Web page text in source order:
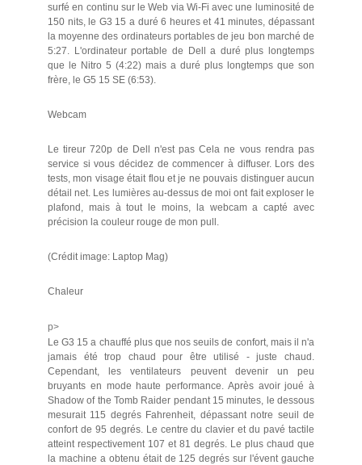
surfé en continu sur le Web via Wi-Fi avec une luminosité de
150 nits, le G3 15 a duré 6 heures et 41 minutes, dépassant
la moyenne des ordinateurs portables de jeu bon marché de
5:27. L'ordinateur portable de Dell a duré plus longtemps
que le Nitro 5 (4:22) mais a duré plus longtemps que son
frère, le G5 15 SE (6:53).
Webcam
Le tireur 720p de Dell n'est pas Cela ne vous rendra pas
service si vous décidez de commencer à diffuser. Lors des
tests, mon visage était flou et je ne pouvais distinguer aucun
détail net. Les lumières au-dessus de moi ont fait exploser le
plafond, mais à tout le moins, la webcam a capté avec
précision la couleur rouge de mon pull.
(Crédit image: Laptop Mag)
Chaleur
p>
Le G3 15 a chauffé plus que nos seuils de confort, mais il n'a
jamais été trop chaud pour être utilisé - juste chaud.
Cependant, les ventilateurs peuvent devenir un peu
bruyants en mode haute performance. Après avoir joué à
Shadow of the Tomb Raider pendant 15 minutes, le dessous
mesurait 115 degrés Fahrenheit, dépassant notre seuil de
confort de 95 degrés. Le centre du clavier et du pavé tactile
atteint respectivement 107 et 81 degrés. Le plus chaud que
la machine a obtenu était de 125 degrés sur l'évent gauche